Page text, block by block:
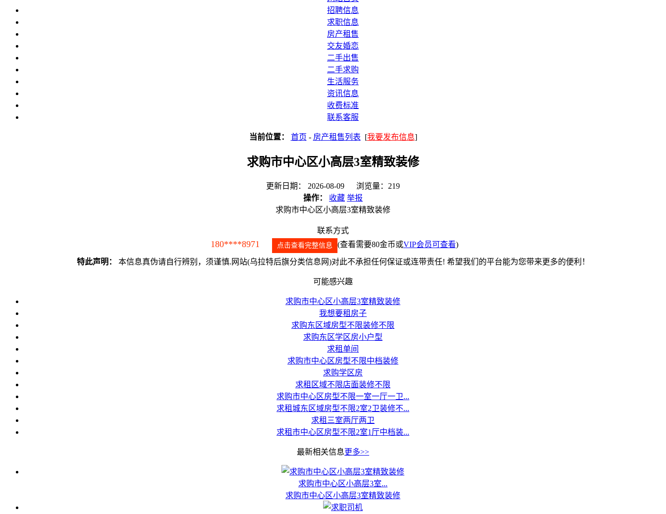
招聘信息
求职信息
房产租售
交友婚恋
二手出售
二手求购
生活服务
资讯信息
收费标准
联系客服
当前位置： 首页 - 房产租售列表 [我要发布信息]
求购市中心区小高层3室精致装修
更新日期： 2026-08-09 浏览量：219
操作：
收藏 举报
求购市中心区小高层3室精致装修
联系方式
180****8971 点击查看完整信息 (查看需要80金币或VIP会员可查看)
特此声明： 本信息真伪请自行辨别，须谨慎.网站(乌拉特后旗分类信息网)对此不承担任何保证或连带责任! 希望我们的平台能为您带来更多的便利！
可能感兴趣
求购市中心区小高层3室精致装修
我想要租房子
求购东区域房型不限装修不限
求购东区学区房小户型
求租单间
求购市中心区房型不限中档装修
求购学区房
求租区域不限店面装修不限
求购市中心区房型不限一室一厅一卫...
求租城东区域房型不限2室2卫装修不...
求租三室两厅两卫
求租市中心区房型不限2室1厅中档装...
最新相关信息更多>>
求购市中心区小高层3室...
求购市中心区小高层3室精致装修